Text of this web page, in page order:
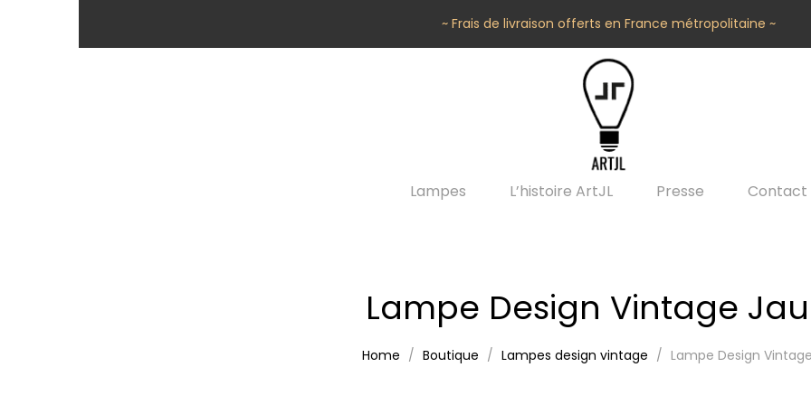
~ Frais de livraison offerts en France métropolitaine ~
Lampes L’histoire ArtJL Presse Contact
Lampe Design Vintage
Home Boutique Lampes design vintage Lampe Design